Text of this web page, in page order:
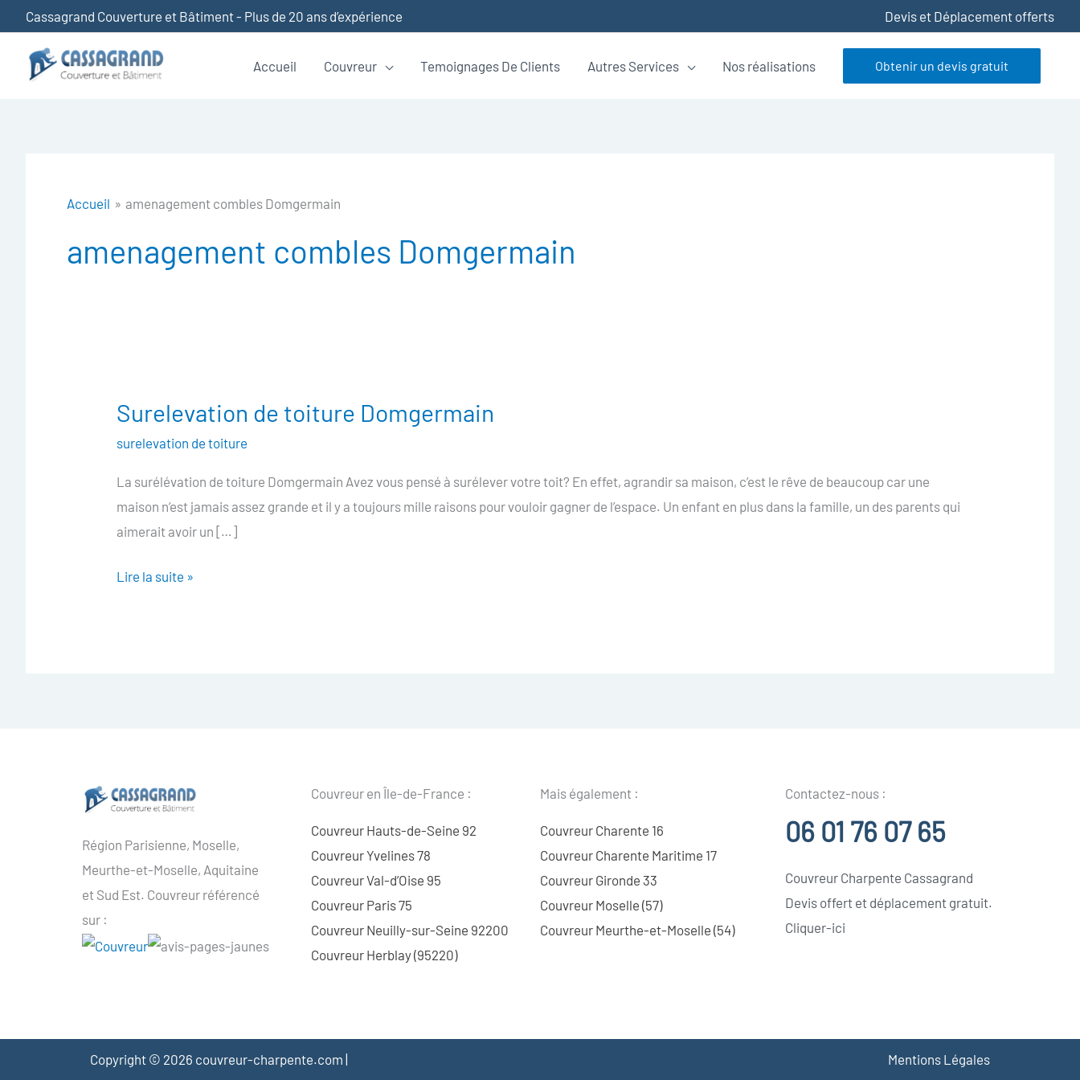
au
contenu
Cassagrand Couverture et Bâtiment - Plus de 20 ans d’expérience Devis et Déplacement offerts
Accueil Couvreur Temoignages De Clients Autres Services Nos réalisations Obtenir un devis gratuit
Accueil amenagement combles Domgermain
amenagement combles Domgermain
Surelevation de toiture Domgermain
surelevation de toiture
La surélévation de toiture Domgermain Avez vous pensé à surélever votre toit? En effet, agrandir sa maison, c’est le rêve de beaucoup car une
maison n’est jamais assez grande et il y a toujours mille raisons pour vouloir gagner de l’espace. Un enfant en plus dans la famille, un des parents qui
aimerait avoir un […]
Surelevation
Domgermain
Lire la suite »
Région Parisienne, Moselle,
Meurthe-et-Moselle, Aquitaine
et Sud Est. Couvreur référencé
sur :
Couvreur en Île-de-France :
Couvreur Hauts-de-Seine 92
Couvreur Yvelines 78
Couvreur Val-d’Oise 95
Couvreur Paris 75
Couvreur Neuilly-sur-Seine 92200
Couvreur Herblay (95220)
Mais également :
Couvreur Charente 16
Couvreur Charente Maritime 17
Couvreur Gironde 33
Couvreur Moselle (57)
Couvreur Meurthe-et-Moselle (54)
Contactez-nous :
06 01 76 07 65
Couvreur Charpente Cassagrand
Devis offert et déplacement gratuit.
Cliquer-ici
Copyright © 2026 couvreur-charpente.com | Mentions Légales